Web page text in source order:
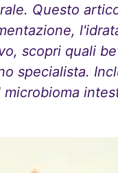
Questo
scopri quali
specialista.